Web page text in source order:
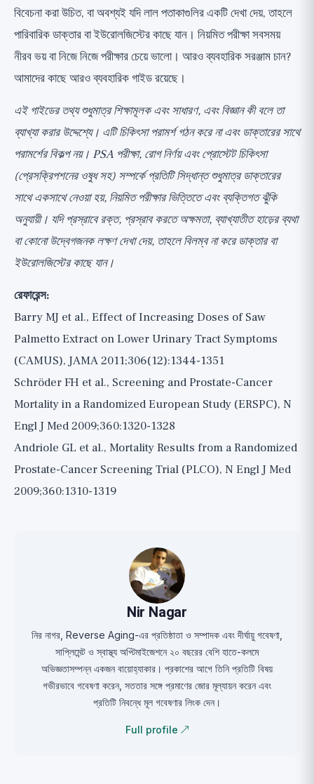
বিবেচনা করা উচিত, বা অবশ্যই যদি লাল পতাকাগুলির একটি দেখা দেয়, তাহলে
পারিবারিক ডাক্তার বা ইউরোলজিস্টের কাছে যান। নিয়মিত পরীক্ষা সবসময়
নীরব ভয় বা নিজে নিজে পরীক্ষার চেয়ে ভালো। আরও ব্যবহারিক সরঞ্জাম চান?
আমাদের কাছেআরও ব্যবহারিক গাইডরয়েছে।
এই গাইডের তথ্য শুধুমাত্র শিক্ষামূলক এবং সাধারণ, এবং বিজ্ঞান কী বলে তা
ব্যাখ্যা করার উদ্দেশ্যে। এটি চিকিৎসা পরামর্শ গঠন করে না এবং ডাক্তারের সাথে
পরামর্শের বিকল্প নয়। PSA পরীক্ষা, রোগ নির্ণয় এবং প্রোস্টেট চিকিৎসা
(প্রেসক্রিপশনের ওষুধ সহ) সম্পর্কে প্রতিটি সিদ্ধান্ত শুধুমাত্র ডাক্তারের
সাথে একসাথে নেওয়া হয়, নিয়মিত পরীক্ষার ভিত্তিতে এবং ব্যক্তিগত ঝুঁকি
অনুযায়ী। যদি প্রস্রাবে রক্ত, প্রস্রাব করতে অক্ষমতা, ব্যাখ্যাতীত হাড়ের ব্যথা
বা কোনো উদ্বেগজনক লক্ষণ দেখা দেয়, তাহলে বিলম্ব না করে ডাক্তার বা
ইউরোলজিস্টের কাছে যান।
রেফারেন্স:
Barry MJ et al., Effect of Increasing Doses of Saw
Palmetto Extract on Lower Urinary Tract Symptoms
(CAMUS), JAMA 2011;306(12):1344-1351
Schröder FH et al., Screening and Prostate-Cancer
Mortality in a Randomized European Study (ERSPC), N
Engl J Med 2009;360:1320-1328
Andriole GL et al., Mortality Results from a Randomized
Prostate-Cancer Screening Trial (PLCO), N Engl J Med
2009;360:1310-1319
Nir Nagar
নির নাগর, Reverse Aging-এর প্রতিষ্ঠাতা ও সম্পাদক এবং দীর্ঘায়ু গবেষণা,
সাপ্লিমেন্ট ও স্বাস্থ্য অপ্টিমাইজেশনে ২০ বছরের বেশি হাতে-কলমে
অভিজ্ঞতাসম্পন্ন একজন বায়োহ্যাকার। প্রকাশের আগে তিনি প্রতিটি বিষয়
গভীরভাবে গবেষণা করেন, সততার সঙ্গে প্রমাণের জোর মূল্যায়ন করেন এবং
প্রতিটি নিবন্ধে মূল গবেষণার লিংক দেন।
Full profile ↗